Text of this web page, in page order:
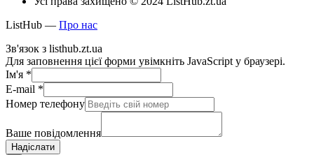
ListHub — Про нас
Зв'язок з listhub.zt.ua
Для заповнення цієї форми увімкніть JavaScript у браузері.
Ім'я *
E-mail *
Номер телефону
Ваше повідомлення
Надіслати